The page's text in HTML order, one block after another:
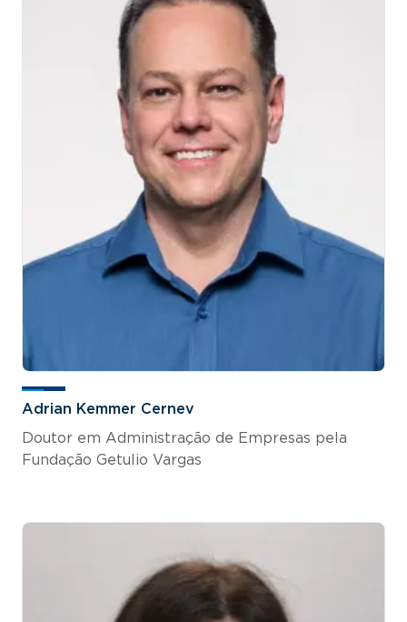
Adrian Kemmer Cernev
Doutor em Administração de Empresas pela
Fundação Getulio Vargas